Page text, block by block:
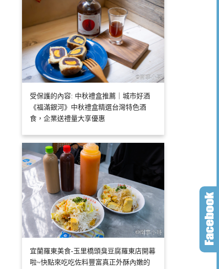
受保護的內容: 中秋禮盒推薦｜城市好酒
《福滿銀河》中秋禮盒精選台灣特色酒
食，企業送禮量大享優惠
宜蘭羅東美食-玉里橋頭臭豆腐羅東店開幕
啦~快點來吃吃佐料豐富真正外酥內嫩的